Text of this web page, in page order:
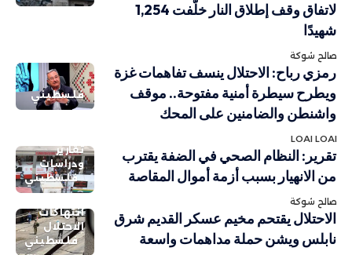
لاتفاق وقف إطلاق النار خلّفت 1,254
شهيدًا
صالح شوكة
فلسطيني
رمزي رباح: الاحتلال ينسف تفاهمات غزة
ويطرح سيطرة أمنية مفتوحة.. موقف
واشنطن والضامنين على المحك
LOAI LOAI
تقارير
ودراسات
فلسطيني
تقرير: النظام الصحي في الضفة يقترب
من الانهيار بسبب أزمة أموال المقاصة
صالح شوكة
انتهاكات
الاحتلال
فلسطيني
الاحتلال يقتحم مخيم عسكر القديم شرق
نابلس ويشن حملة مداهمات واسعة